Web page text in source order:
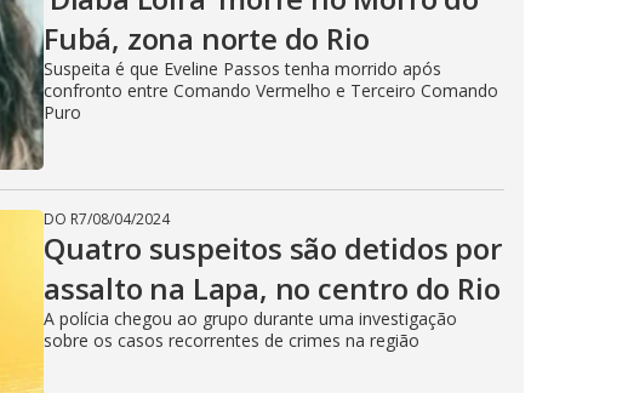
i
d
e
Fubá, zona norte do Rio
Suspeita é que Eveline Passos tenha morrido após
confronto entre Comando Vermelho e Terceiro Comando
Puro
DO R7/08/04/2024
Quatro suspeitos são detidos por
assalto na Lapa, no centro do Rio
A polícia chegou ao grupo durante uma investigação
sobre os casos recorrentes de crimes na região